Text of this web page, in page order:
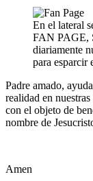
En el lateral
FAN PAGE,
diariamente
para esparcir
Padre amado,
realidad en
con el objeto de
nombre de
Amen